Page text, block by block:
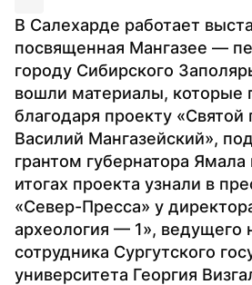
В Салехарде работает
посвященная Мангазее —
городу Сибирского
вошли материалы, которые
благодаря проекту
Василий Мангазейский»,
грантом губернатора
итогах проекта узнали в
«Север-Пресса» у
археология — 1», ведущего
сотрудника Сургутского
университета Георгия